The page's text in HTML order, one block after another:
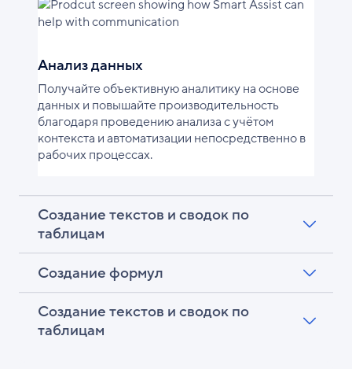
Анализ данных
Получайте объективную аналитику на основе
данных и повышайте производительность
благодаря проведению анализа с учётом
контекста и автоматизации непосредственно в
рабочих процессах.
Создание текстов и сводок по
таблицам
Создание формул
Создание текстов и сводок по
таблицам